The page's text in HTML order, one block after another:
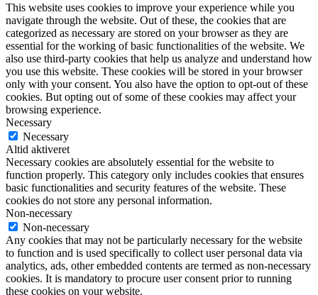
This website uses cookies to improve your experience while you
navigate through the website. Out of these, the cookies that are
categorized as necessary are stored on your browser as they are
essential for the working of basic functionalities of the website. We
also use third-party cookies that help us analyze and understand how
you use this website. These cookies will be stored in your browser
only with your consent. You also have the option to opt-out of these
cookies. But opting out of some of these cookies may affect your
browsing experience.
Necessary
Necessary
Altid aktiveret
Necessary cookies are absolutely essential for the website to
function properly. This category only includes cookies that ensures
basic functionalities and security features of the website. These
cookies do not store any personal information.
Non-necessary
Non-necessary
Any cookies that may not be particularly necessary for the website
to function and is used specifically to collect user personal data via
analytics, ads, other embedded contents are termed as non-necessary
cookies. It is mandatory to procure user consent prior to running
these cookies on your website.